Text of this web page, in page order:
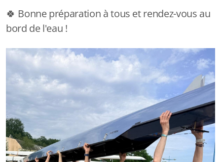
🍀 Bonne préparation à tous et rendez-vous au
bord de l'eau !